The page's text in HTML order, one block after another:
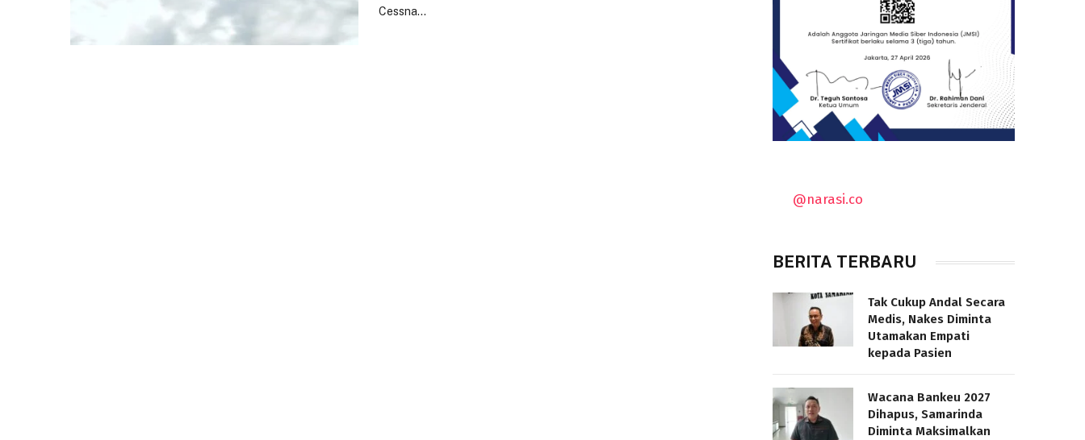
Cessna…
@narasi.co
BERITA TERBARU
Tak Cukup Andal Secara
Medis, Nakes Diminta
Utamakan Empati
kepada Pasien
Wacana Bankeu 2027
Dihapus, Samarinda
Diminta Maksimalkan